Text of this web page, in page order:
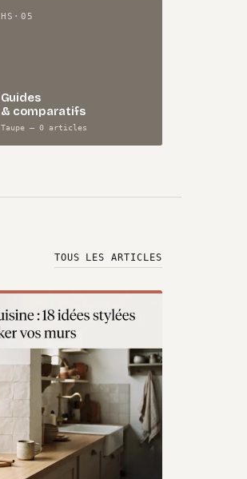
HS·05
Guides
& comparatifs
Taupe — 0 articles
TOUS LES ARTICLES